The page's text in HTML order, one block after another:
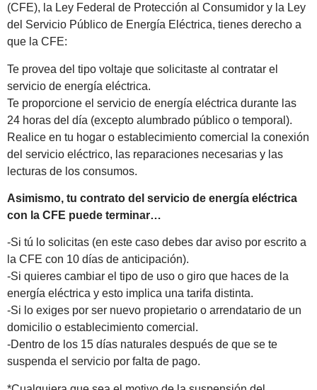
(CFE), la Ley Federal de Protección al Consumidor y la Ley
del Servicio Público de Energía Eléctrica, tienes derecho a
que la CFE:
Te provea del tipo voltaje que solicitaste al contratar el
servicio de energía eléctrica.
Te proporcione el servicio de energía eléctrica durante las
24 horas del día (excepto alumbrado público o temporal).
Realice en tu hogar o establecimiento comercial la conexión
del servicio eléctrico, las reparaciones necesarias y las
lecturas de los consumos.
Asimismo, tu contrato del servicio de energía eléctrica
con la CFE puede terminar…
-Si tú lo solicitas (en este caso debes dar aviso por escrito a
la CFE con 10 días de anticipación).
-Si quieres cambiar el tipo de uso o giro que haces de la
energía eléctrica y esto implica una tarifa distinta.
-Si lo exiges por ser nuevo propietario o arrendatario de un
domicilio o establecimiento comercial.
-Dentro de los 15 días naturales después de que se te
suspenda el servicio por falta de pago.